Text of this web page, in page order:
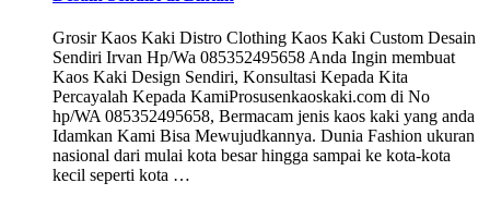
Grosir Kaos Kaki Distro Clothing Kaos Kaki Custom Desain
Sendiri Irvan Hp/Wa 085352495658 Anda Ingin membuat
Kaos Kaki Design Sendiri, Konsultasi Kepada Kita
Percayalah Kepada KamiProsusenkaoskaki.com di No
hp/WA 085352495658, Bermacam jenis kaos kaki yang anda
Idamkan Kami Bisa Mewujudkannya. Dunia Fashion ukuran
nasional dari mulai kota besar hingga sampai ke kota-kota
kecil seperti kota …